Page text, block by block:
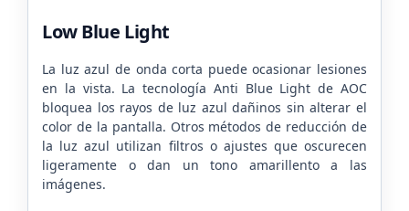
Low Blue Light
La luz azul de onda corta puede ocasionar lesiones
en la vista. La tecnología Anti Blue Light de AOC
bloquea los rayos de luz azul dañinos sin alterar el
color de la pantalla. Otros métodos de reducción de
la luz azul utilizan filtros o ajustes que oscurecen
ligeramente o dan un tono amarillento a las
imágenes.